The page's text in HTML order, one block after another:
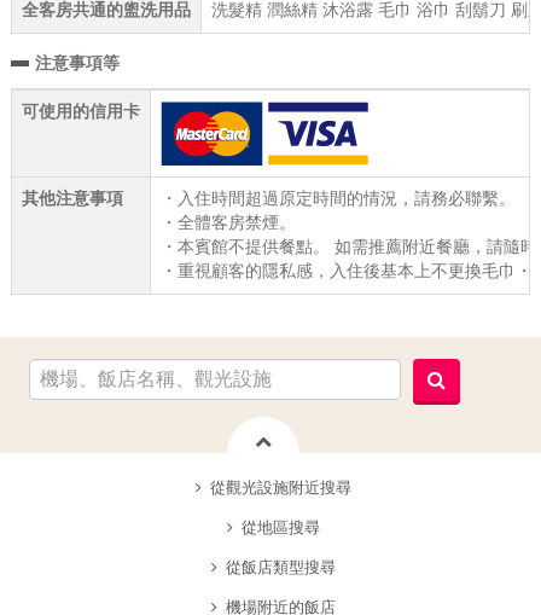
全客房共通的盥洗用品 洗髮精 潤絲精 沐浴露 毛巾 浴巾 刮鬍刀 刷
注意事項等
可使用的信用卡
其他注意事項
・入住時間超過原定時間的情況，請務必聯繫。
・全體客房禁煙。
・本賓館不提供餐點。 如需推薦附近餐廳，請隨
・重視顧客的隱私感，入住後基本上不更換毛巾
從觀光設施附近搜尋
從地區搜尋
從飯店類型搜尋
機場附近的飯店